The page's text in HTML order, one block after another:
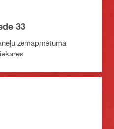
33
zemapmetuma